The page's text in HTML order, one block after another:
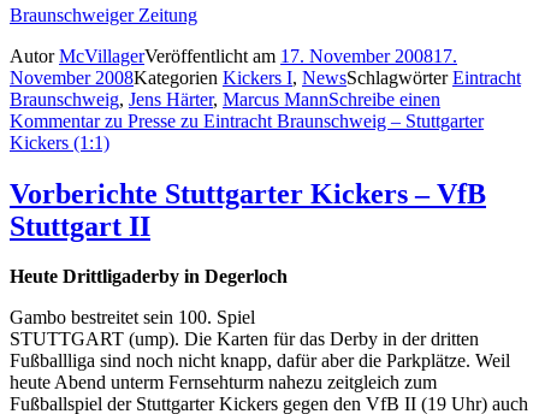
Braunschweiger Zeitung
AutorMcVillagerVeröffentlicht am 17. November 200817.
November 2008Kategorien Kickers I, NewsSchlagwörterEintracht
Braunschweig, Jens Härter, Marcus MannSchreibe einen
Kommentarzu Presse zu Eintracht Braunschweig – Stuttgarter
Kickers (1:1)
Vorberichte Stuttgarter Kickers – VfB
Stuttgart II
Heute Drittligaderby in Degerloch
Gambo bestreitet sein 100. Spiel
STUTTGART (ump). Die Karten für das Derby in der dritten
Fußballliga sind noch nicht knapp, dafür aber die Parkplätze. Weil
heute Abend unterm Fernsehturm nahezu zeitgleich zum
Fußballspiel der Stuttgarter Kickers gegen den VfB II (19 Uhr) auch